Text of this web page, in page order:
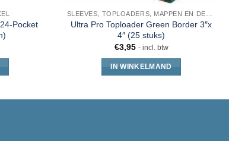
Pocket
Ultra Pro Toploader Green Border 3″x
4″ (25 stuks)
€3,95 - incl. btw
IN WINKELMAND